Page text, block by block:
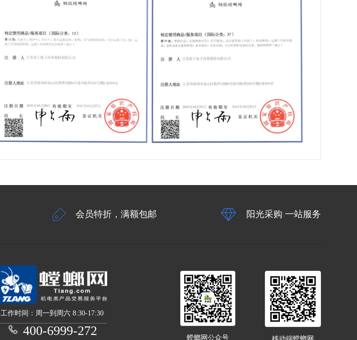
会员特折，满额包邮 阳光采购 一站服务
工作时间：周一到周六 8:30-17:30
400-6999-272 螳螂网公众号